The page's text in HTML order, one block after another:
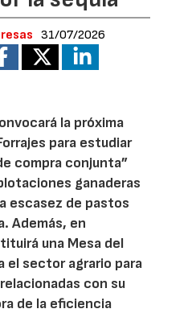
31/07/2026
la próxima
para estudiar
compra conjunta”
ganaderas
escasez de pastos
Además, en
una Mesa del
el sector agrario para
con su
de la eficiencia